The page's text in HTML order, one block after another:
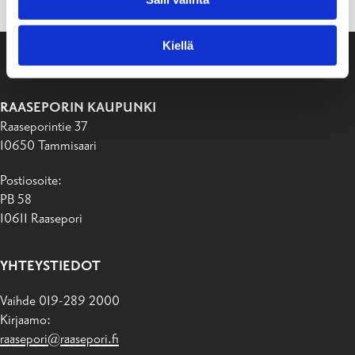
Kiellä
RAASEPORIN KAUPUNKI
Raaseporintie 37
10650 Tammisaari
Postiosoite:
PB 58
10611 Raasepori
YHTEYSTIEDOT
Vaihde 019-289 2000
Kirjaamo:
raasepori@raasepori.fi